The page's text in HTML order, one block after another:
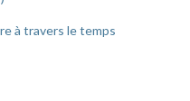
à travers le temps